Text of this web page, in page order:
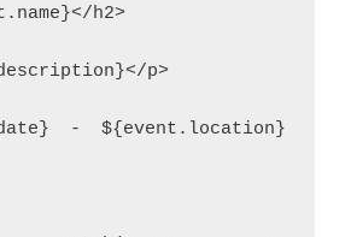
h2>
p>
- ${event.location}